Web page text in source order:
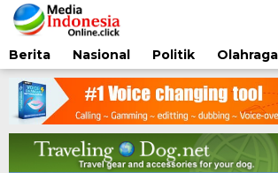
Lewati
ke
konten
Berita
Nasional Politik Olahraga